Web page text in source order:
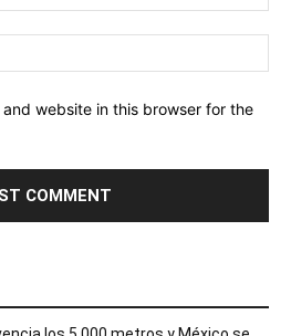
and website in this browser for the